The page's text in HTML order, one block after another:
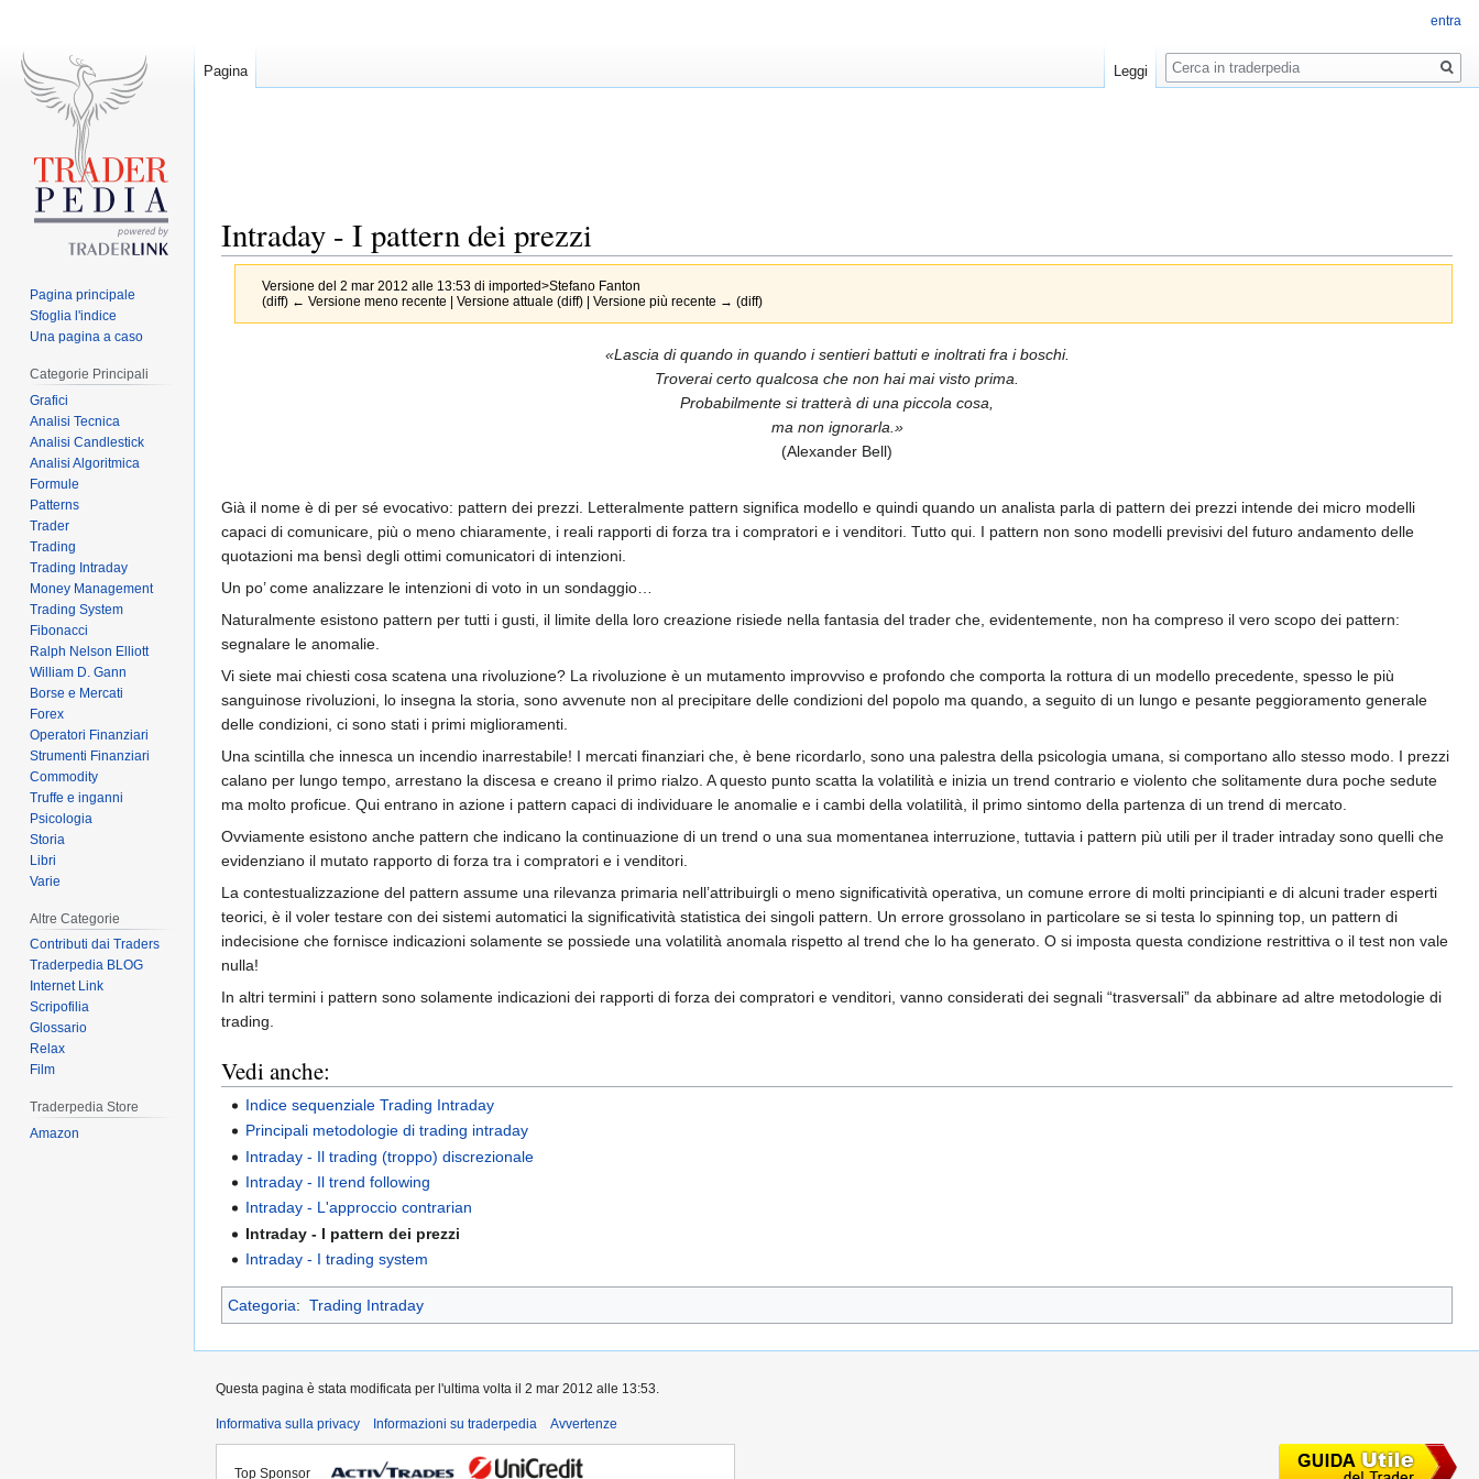
Intraday - I pattern dei prezzi
Versione del 2 mar 2012 alle 13:53 di imported>Stefano Fanton
(diff) ← Versione meno recente | Versione attuale (diff) | Versione più recente → (diff)
«Lascia di quando in quando i sentieri battuti e inoltrati fra i boschi.
Troverai certo qualcosa che non hai mai visto prima.
Probabilmente si tratterà di una piccola cosa,
ma non ignorarla.»
(Alexander Bell)
Già il nome è di per sé evocativo: pattern dei prezzi. Letteralmente pattern significa modello e quindi quando un analista parla di pattern dei prezzi intende dei micro modelli
capaci di comunicare, più o meno chiaramente, i reali rapporti di forza tra i compratori e i venditori. Tutto qui. I pattern non sono modelli previsivi del futuro andamento delle
quotazioni ma bensì degli ottimi comunicatori di intenzioni.
Un po’ come analizzare le intenzioni di voto in un sondaggio…
Naturalmente esistono pattern per tutti i gusti, il limite della loro creazione risiede nella fantasia del trader che, evidentemente, non ha compreso il vero scopo dei pattern:
segnalare le anomalie.
Vi siete mai chiesti cosa scatena una rivoluzione? La rivoluzione è un mutamento improvviso e profondo che comporta la rottura di un modello precedente, spesso le più
sanguinose rivoluzioni, lo insegna la storia, sono avvenute non al precipitare delle condizioni del popolo ma quando, a seguito di un lungo e pesante peggioramento generale
delle condizioni, ci sono stati i primi miglioramenti.
Una scintilla che innesca un incendio inarrestabile! I mercati finanziari che, è bene ricordarlo, sono una palestra della psicologia umana, si comportano allo stesso modo. I prezzi
calano per lungo tempo, arrestano la discesa e creano il primo rialzo. A questo punto scatta la volatilità e inizia un trend contrario e violento che solitamente dura poche sedute
ma molto proficue. Qui entrano in azione i pattern capaci di individuare le anomalie e i cambi della volatilità, il primo sintomo della partenza di un trend di mercato.
Ovviamente esistono anche pattern che indicano la continuazione di un trend o una sua momentanea interruzione, tuttavia i pattern più utili per il trader intraday sono quelli che
evidenziano il mutato rapporto di forza tra i compratori e i venditori.
La contestualizzazione del pattern assume una rilevanza primaria nell’attribuirgli o meno significatività operativa, un comune errore di molti principianti e di alcuni trader esperti
teorici, è il voler testare con dei sistemi automatici la significatività statistica dei singoli pattern. Un errore grossolano in particolare se si testa lo spinning top, un pattern di
indecisione che fornisce indicazioni solamente se possiede una volatilità anomala rispetto al trend che lo ha generato. O si imposta questa condizione restrittiva o il test non vale
nulla!
In altri termini i pattern sono solamente indicazioni dei rapporti di forza dei compratori e venditori, vanno considerati dei segnali “trasversali” da abbinare ad altre metodologie di
trading.
Vedi anche:
Indice sequenziale Trading Intraday
Principali metodologie di trading intraday
Intraday - Il trading (troppo) discrezionale
Intraday - Il trend following
Intraday - L'approccio contrarian
Intraday - I pattern dei prezzi
Intraday - I trading system
Categoria: Trading Intraday
entra
Pagina Leggi
Ricerca
Pagina principale
Sfoglia l'indice
Una pagina a caso
Categorie Principali
Grafici
Analisi Tecnica
Analisi Candlestick
Analisi Algoritmica
Formule
Patterns
Trader
Trading
Trading Intraday
Money Management
Trading System
Fibonacci
Ralph Nelson Elliott
William D. Gann
Borse e Mercati
Forex
Operatori Finanziari
Strumenti Finanziari
Commodity
Truffe e inganni
Psicologia
Storia
Libri
Varie
Altre Categorie
Contributi dai Traders
Traderpedia BLOG
Internet Link
Scripofilia
Glossario
Relax
Film
Traderpedia Store
Amazon
Questa pagina è stata modificata per l'ultima volta il 2 mar 2012 alle 13:53.
Informativa sulla privacy Informazioni su traderpedia Avvertenze
Top Sponsor